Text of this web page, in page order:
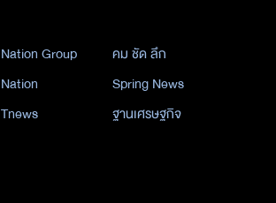
Nation Group
คม ชัด ลึก
Nation
Spring News
Tnews ฐานเศรษฐกิจ